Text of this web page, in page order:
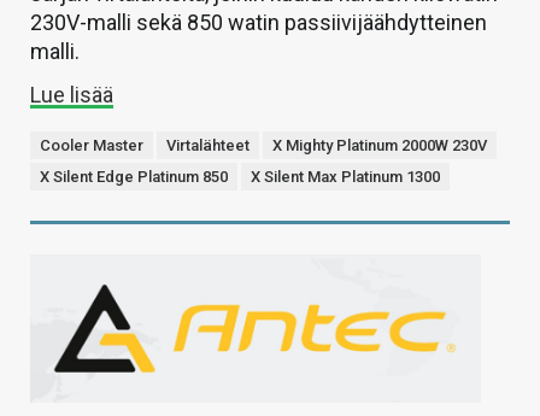
230V-malli sekä 850 watin passiivijäähdytteinen
malli.
Lue lisää
Cooler Master Virtalähteet
X Mighty Platinum 2000W 230V
X Silent Edge Platinum 850
X Silent Max Platinum 1300